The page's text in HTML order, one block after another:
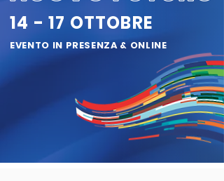
14 - 17 OTTOBRE
EVENTO IN PRESENZA & ONLINE